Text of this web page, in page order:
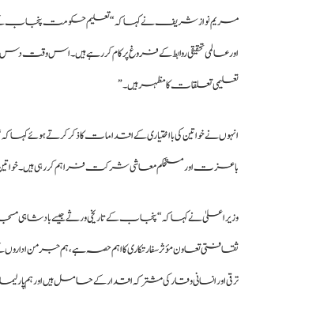
مریم نواز شریف نے کہا کہ “تعلیم حکومت پنجاب
اور عالمی تحقیقی روابط کے فروغ پر کام کر رہے ہیں۔ اس
تعلیمی تعلقات کا مظہر ہیں۔”
انہوں نے خواتین کی بااختیاری کے اقدامات کا ذکر کرتے ہوئے کہا کہ
باعزت اور مستحکم معاشی شرکت فراہم کر رہی ہیں۔ خواتین
وزیراعلیٰ نے کہا کہ “پنجاب کے تاریخی ورثے جیسے بادشاہی
ثقافتی تعاون مؤثر سفارتکاری کا اہم حصہ ہے، ہم جرمن
ترقی اور انسانی وقار کی مشترکہ اقدار کے حامل ہیں اور ہم